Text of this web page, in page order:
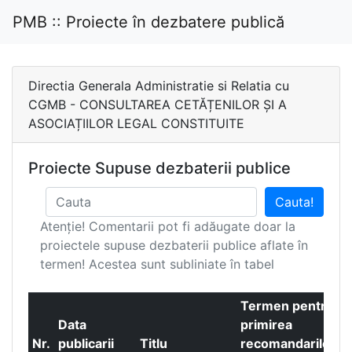
PMB :: Proiecte în dezbatere publică
Directia Generala Administratie si Relatia cu
CGMB - CONSULTAREA CETĂȚENILOR ȘI A
ASOCIAȚIILOR LEGAL CONSTITUITE
Proiecte Supuse dezbaterii publice
Cauta!
Atenție! Comentarii pot fi adăugate doar la
proiectele supuse dezbaterii publice aflate în
termen! Acestea sunt subliniate în tabel
Nr.
Data
publicarii
Titlu
Termen pentru
primirea
recomandarilor